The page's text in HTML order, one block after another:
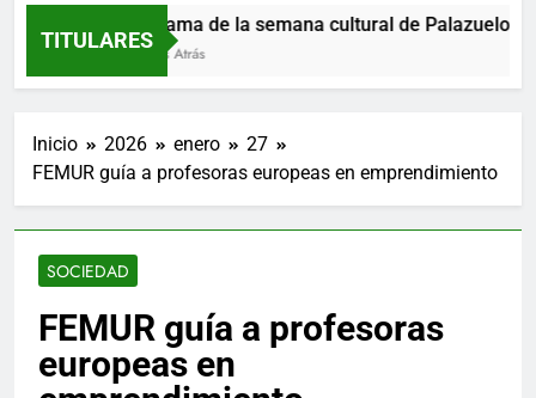
TITULARES
Programa de la semana cultural de Palazuelos de
4 Horas Atrás
Inicio 2026 enero
27
FEMUR guía a profesoras europeas en emprendimiento
SOCIEDAD
FEMUR guía a profesoras
europeas en